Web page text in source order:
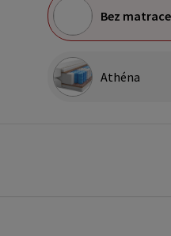
Bez matrace
Athéna